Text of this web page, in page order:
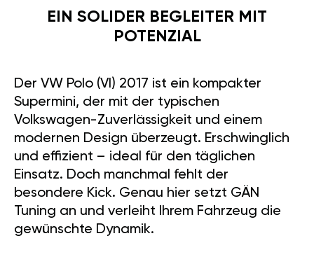
EIN SOLIDER BEGLEITER MIT
POTENZIAL
Der VW Polo (VI) 2017 ist ein kompakter
Supermini, der mit der typischen
Volkswagen-Zuverlässigkeit und einem
modernen Design überzeugt. Erschwinglich
und effizient – ideal für den täglichen
Einsatz. Doch manchmal fehlt der
besondere Kick. Genau hier setzt GÄN
Tuning an und verleiht Ihrem Fahrzeug die
gewünschte Dynamik.